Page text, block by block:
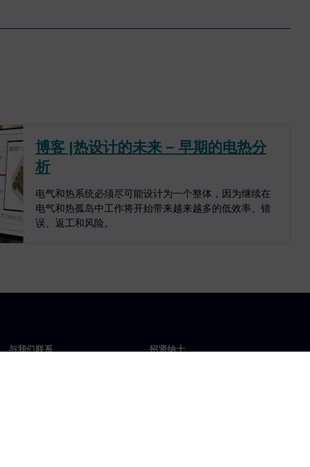
博客 |热设计的未来 – 早期的电热分
析
电气和热系统必须尽可能设计为一个整体，因为继续在
电气和热孤岛中工作将开始带来越来越多的低效率、错
误、返工和风险。
与我们联系 招贤纳士